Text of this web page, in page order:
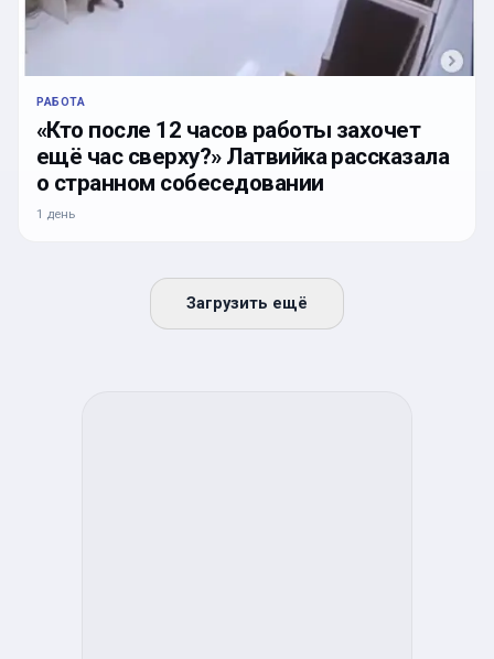
РАБОТА
«Кто после 12 часов работы захочет
ещё час сверху?» Латвийка рассказала
о странном собеседовании
1 день
Загрузить ещё